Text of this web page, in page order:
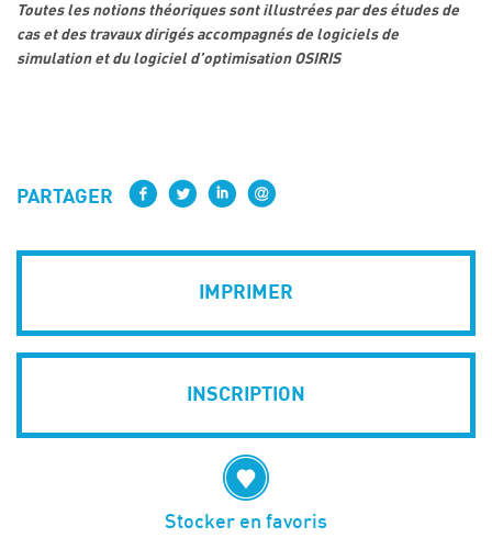
Toutes les notions théoriques sont illustrées par des études de
cas et des travaux dirigés accompagnés de logiciels de
simulation et du logiciel d’optimisation OSIRIS
PARTAGER
IMPRIMER
INSCRIPTION
Stocker en favoris